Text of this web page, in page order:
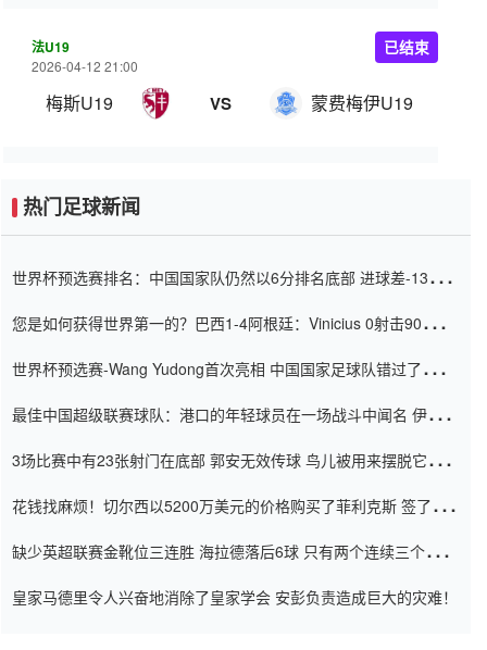
法U19
2026-04-12 21:00
梅斯U19 VS 蒙费梅伊U19
已结束
热门足球新闻
世界杯预选赛排名：中国国家队仍然以6分排名底部 进球差-13令人
您是如何获得世界第一的？巴西1-4阿根廷：Vinicius 0射击90分钟
世界杯预选赛-Wang Yudong首次亮相 中国国家足球队错过了世界
最佳中国超级联赛球队：港口的年轻球员在一场战斗中闻名 伊万放
3场比赛中有23张射门在底部 郭安无效传球 鸟儿被用来摆脱它
花钱找麻烦！切尔西以5200万美元的价格购买了菲利克斯 签了7年
缺少英超联赛金靴位三连胜 海拉德落后6球 只有两个连续三个连续
皇家马德里令人兴奋地消除了皇家学会 安彭负责造成巨大的灾难！